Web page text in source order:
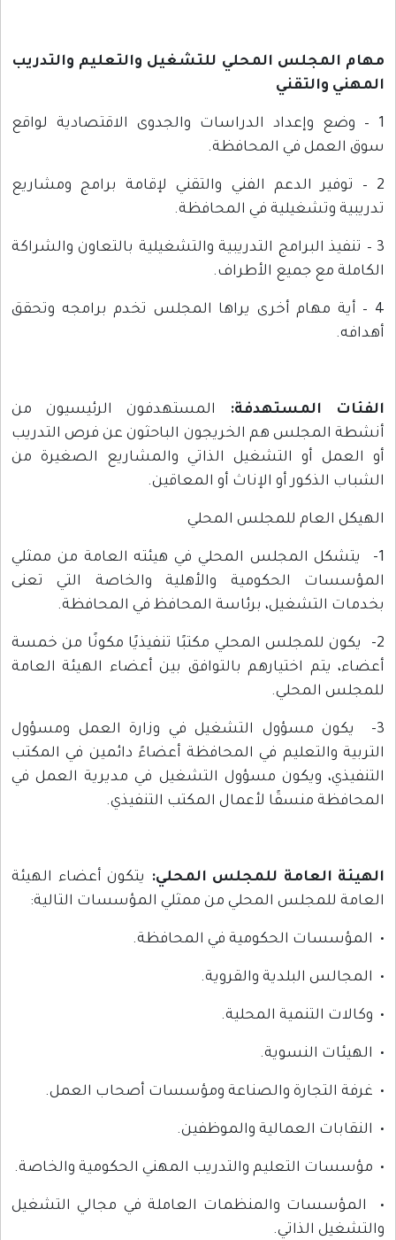
مهام المجلس المحلي للتشغيل والتعليم والتدريب
المهني والتقني
1 – وضع وإعداد الدراسات والجدوى الاقتصادية لواقع
سوق العمل في المحافظة.
2 – توفير الدعم الفني والتقني لإقامة برامج ومشاريع
تدريبية وتشغيلية في المحافظة.
3 – تنفيذ البرامج التدريبية والتشغيلية بالتعاون والشراكة
الكاملة مع جميع الأطراف.
4 – أية مهام أخرى يراها المجلس تخدم برامجه وتحقق
أهدافه.
الفئات المستهدفة:
المستهدفون الرئيسيون من
أنشطة المجلس هم الخريجون الباحثون عن فرص التدريب
أو العمل أو التشغيل الذاتي والمشاريع الصغيرة من
الشباب الذكور أو الإناث أو المعاقين.
الهيكل العام للمجلس المحلي
1- يتشكل المجلس المحلي في هيئته العامة من ممثلي
المؤسسات الحكومية والأهلية والخاصة التي تعنى
بخدمات التشغيل، برئاسة المحافظ في المحافظة.
2- يكون للمجلس المحلي مكتبًا تنفيذيًا مكونًا من خمسة
أعضاء، يتم اختيارهم بالتوافق بين أعضاء الهيئة العامة
للمجلس المحلي.
3- يكون مسؤول التشغيل في وزارة العمل ومسؤول
التربية والتعليم في المحافظة أعضاءً دائمين في المكتب
التنفيذي، ويكون مسؤول التشغيل في مديرية العمل في
المحافظة منسقًا لأعمال المكتب التنفيذي.
الهيئة العامة للمجلس المحلي:
يتكون أعضاء الهيئة
العامة للمجلس المحلي من ممثلي المؤسسات التالية:
• المؤسسات الحكومية في المحافظة.
• المجالس البلدية والقروية.
• وكالات التنمية المحلية.
• الهيئات النسوية.
• غرفة التجارة والصناعة ومؤسسات أصحاب العمل.
• النقابات العمالية والموظفين.
• مؤسسات التعليم والتدريب المهني الحكومية والخاصة.
• المؤسسات والمنظمات العاملة في مجالي التشغيل
والتشغيل الذاتي.